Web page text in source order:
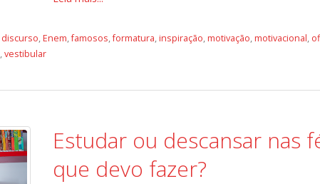
discurso,Enem,famosos,formatura,inspiração,motivação,motivacional,
,vestibular
Estudar ou descansar nas
que devo fazer?